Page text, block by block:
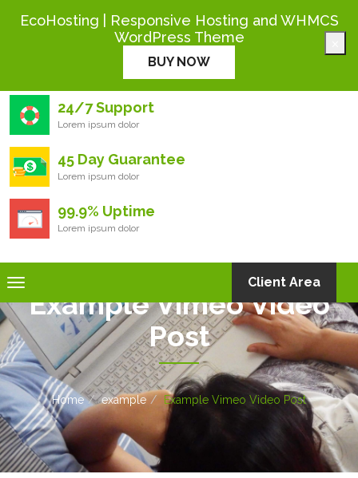
Hosting
24/7 Support
Lorem ipsum dolor
45 Day Guarantee
Lorem ipsum dolor
99.9% Uptime
Lorem ipsum dolor
Toggle
navigation
Client Area
Example Vimeo Video
Post
Home example Example Vimeo Video Post
EcoHosting | Responsive Hosting and WHMCS
WordPress Theme
BUY NOW